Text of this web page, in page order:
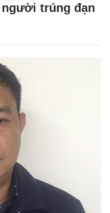
trúng đạn